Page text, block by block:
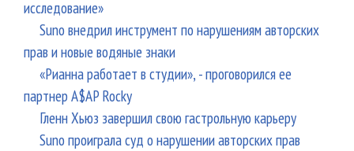
исследование»
Suno внедрил инструмент по нарушениям авторских
прав и новые водяные знаки
«Рианна работает в студии», - проговорился ее
партнер A$AP Rocky
Гленн Хьюз завершил свою гастрольную карьеру
Suno проиграла суд о нарушении авторских прав